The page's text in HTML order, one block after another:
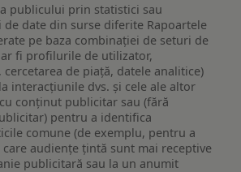
publicului prin statistici sau
de date din surse diferite Rapoartele
pe baza combinației de seturi de
ar fi profilurile de utilizator,
cercetarea de piață, datele analitice)
interacțiunile dvs. și cele ale altor
conținut publicitar sau (fără
pentru a identifica
comune (de exemplu, pentru a
audiențe țintă sunt mai receptive
publicitară sau la un anumit